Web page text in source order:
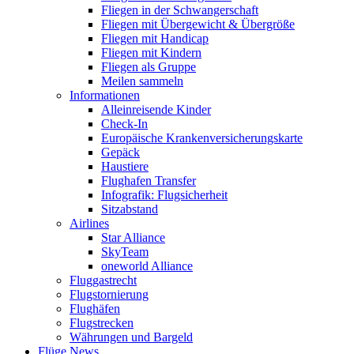
Fliegen in der Schwangerschaft
Fliegen mit Übergewicht & Übergröße
Fliegen mit Handicap
Fliegen mit Kindern
Fliegen als Gruppe
Meilen sammeln
Informationen
Alleinreisende Kinder
Check-In
Europäische Krankenversicherungskarte
Gepäck
Haustiere
Flughafen Transfer
Infografik: Flugsicherheit
Sitzabstand
Airlines
Star Alliance
SkyTeam
oneworld Alliance
Fluggastrecht
Flugstornierung
Flughäfen
Flugstrecken
Währungen und Bargeld
Flüge News